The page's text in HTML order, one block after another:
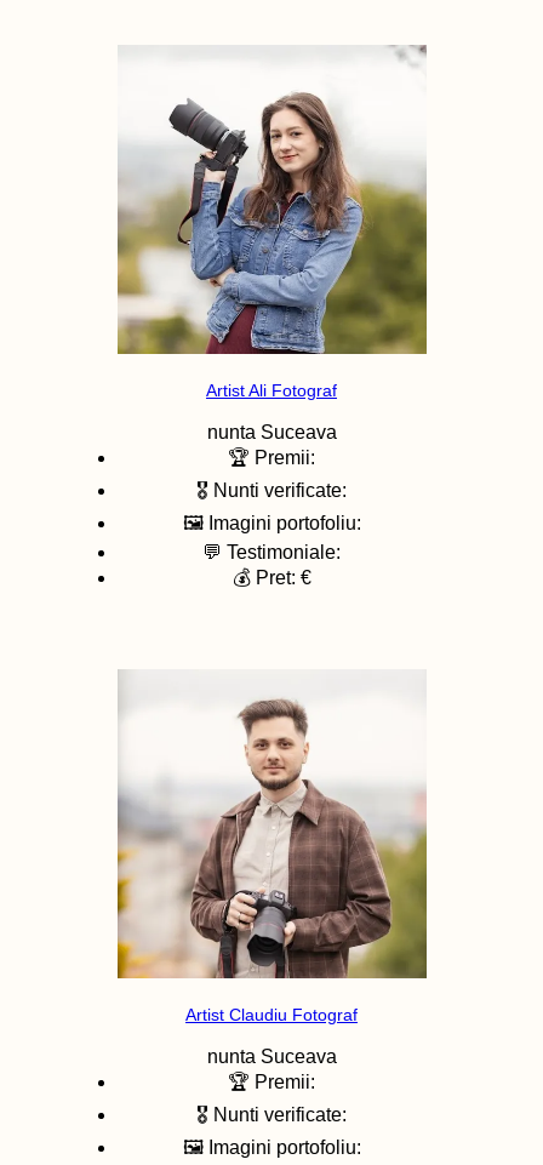
Artist Ali Fotograf
nunta Suceava
🏆 Premii:
🎖️ Nunti verificate:
🖼️ Imagini portofoliu:
💬 Testimoniale:
💰 Pret: €
Artist Claudiu Fotograf
nunta Suceava
🏆 Premii:
🎖️ Nunti verificate:
🖼️ Imagini portofoliu: